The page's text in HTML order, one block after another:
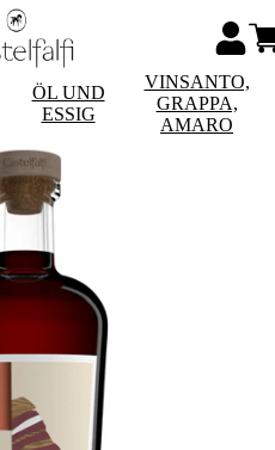
ÖL UND
ESSIG
VINSANTO,
GRAPPA,
AMARO